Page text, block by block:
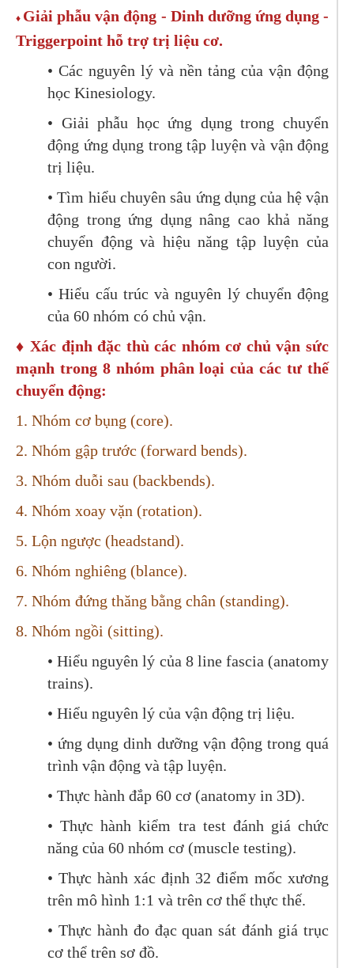
♦ Giải phẫu vận động - Dinh dưỡng ứng dụng -
Triggerpoint hỗ trợ trị liệu cơ.
• Các nguyên lý và nền tảng của vận động
học Kinesiology.
• Giải phẫu học ứng dụng trong chuyển
động ứng dụng trong tập luyện và vận động
trị liệu.
• Tìm hiểu chuyên sâu ứng dụng của hệ vận
động trong ứng dụng nâng cao khả năng
chuyển động và hiệu năng tập luyện của
con người.
• Hiểu cấu trúc và nguyên lý chuyển động
của 60 nhóm có chủ vận.
♦ Xác định đặc thù các nhóm cơ chủ vận sức
mạnh trong 8 nhóm phân loại của các tư thế
chuyển động:
1. Nhóm cơ bụng (core).
2. Nhóm gập trước (forward bends).
3. Nhóm duỗi sau (backbends).
4. Nhóm xoay vặn (rotation).
5. Lộn ngược (headstand).
6. Nhóm nghiêng (blance).
7. Nhóm đứng thăng bằng chân (standing).
8. Nhóm ngồi (sitting).
• Hiểu nguyên lý của 8 line fascia (anatomy
trains).
• Hiểu nguyên lý của vận động trị liệu.
• ứng dụng dinh dưỡng vận động trong quá
trình vận động và tập luyện.
• Thực hành đắp 60 cơ (anatomy in 3D).
• Thực hành kiểm tra test đánh giá chức
năng của 60 nhóm cơ (muscle testing).
• Thực hành xác định 32 điểm mốc xương
trên mô hình 1:1 và trên cơ thể thực thế.
• Thực hành đo đạc quan sát đánh giá trục
cơ thể trên sơ đồ.